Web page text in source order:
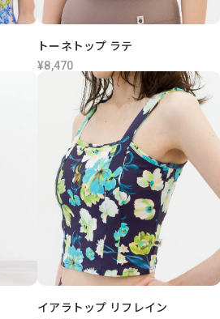
トーネトップ ラテ
¥8,470
イアラトップ リフレイン